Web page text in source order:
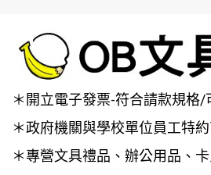
＊開立電子發票-符合請款規格/
＊政府機關與學校單位員工特
＊專營文具禮品、辦公用品、